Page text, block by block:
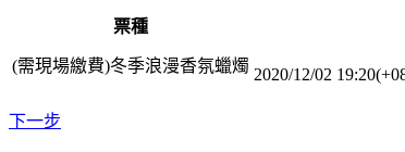
票種
(需現場繳費)冬季浪漫香氛蠟燭 2020/12/02
下一步